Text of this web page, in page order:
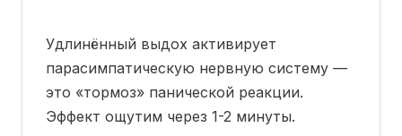
Удлинённый выдох активирует
парасимпатическую нервную систему —
это «тормоз» панической реакции.
Эффект ощутим через 1-2 минуты.